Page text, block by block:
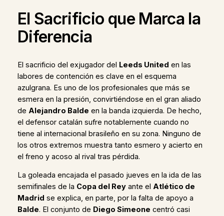
El Sacrificio que Marca la
Diferencia
El sacrificio del exjugador del Leeds United en las
labores de contención es clave en el esquema
azulgrana. Es uno de los profesionales que más se
esmera en la presión, convirtiéndose en el gran aliado
de Alejandro Balde en la banda izquierda. De hecho,
el defensor catalán sufre notablemente cuando no
tiene al internacional brasileño en su zona. Ninguno de
los otros extremos muestra tanto esmero y acierto en
el freno y acoso al rival tras pérdida.
La goleada encajada el pasado jueves en la ida de las
semifinales de la Copa del Reyante el Atlético de
Madrid se explica, en parte, por la falta de apoyo a
Balde. El conjunto de Diego Simeone centró casi